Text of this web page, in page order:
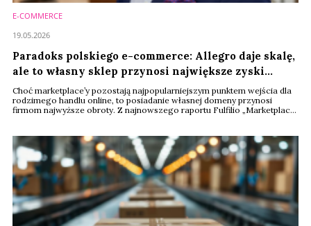
E-COMMERCE
Paradoks polskiego e-commerce: Allegro daje skalę,
ale to własny sklep przynosi największe zyski
[RAPORT]
Choć marketplace’y pozostają najpopularniejszym punktem wejścia dla
rodzimego handlu online, to posiadanie własnej domeny przynosi
firmom najwyższe obroty. Z najnowszego raportu Fulfilio „Marketplace
udziału w przychodach generowanych w sieci.
19.05.2026